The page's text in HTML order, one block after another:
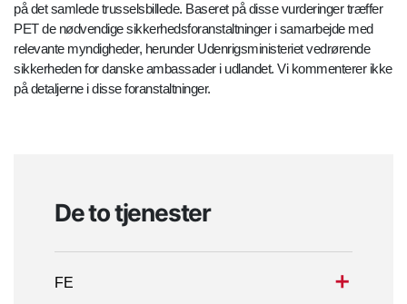
på det samlede trusselsbillede. Baseret på disse vurderinger træffer
PET de nødvendige sikkerhedsforanstaltninger i samarbejde med
relevante myndigheder, herunder Udenrigsministeriet vedrørende
sikkerheden for danske ambassader i udlandet. Vi kommenterer ikke
på detaljerne i disse foranstaltninger.
De to tjenester
FE